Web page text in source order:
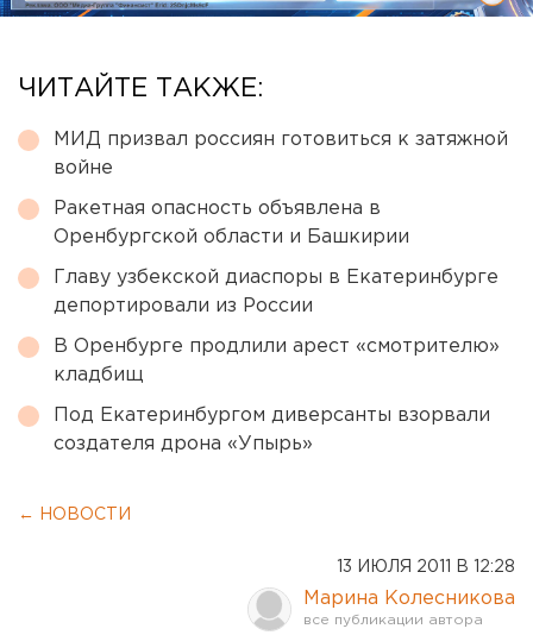
ЧИТАЙТЕ ТАКЖЕ:
МИД призвал россиян готовиться к затяжной
войне
Ракетная опасность объявлена в
Оренбургской области и Башкирии
Главу узбекской диаспоры в Екатеринбурге
депортировали из России
В Оренбурге продлили арест «смотрителю»
кладбищ
Под Екатеринбургом диверсанты взорвали
создателя дрона «Упырь»
← НОВОСТИ
13 ИЮЛЯ 2011 В 12:28
Марина Колесникова